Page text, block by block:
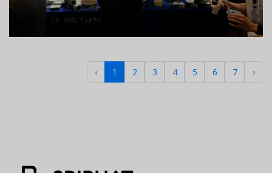
‹ 1 2 3 4 5 6 7 ›